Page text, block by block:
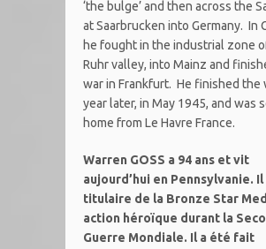
‘the bulge’ and then across the
at Saarbrucken into Germany. In
he fought in the industrial zone
Ruhr valley, into Mainz and
war in Frankfurt. He finished the
year later, in May 1945, and was
home from Le Havre France.
Warren GOSS a 94 ans et vit
aujourd’hui en Pennsylvanie.
titulaire de la Bronze Star
action héroïque durant la
Guerre Mondiale. Il a été fait